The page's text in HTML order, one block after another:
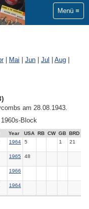
Menü
| Mai Jun Jul Aug
am 28.08.1943.
Block
Year USA RB CW GB
BRD
1964 5 1 21
1965 48
1966
1964